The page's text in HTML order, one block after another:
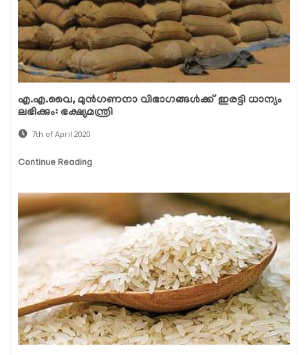
എ.എ.വൈ, മുന്‍ഗണനാ വിഭാഗങ്ങള്‍ക്ക് ഇരട്ടി ധാന്യം
ലഭിക്കും: ഭക്ഷ്യമന്ത്രി
7th of April 2020
Continue Reading